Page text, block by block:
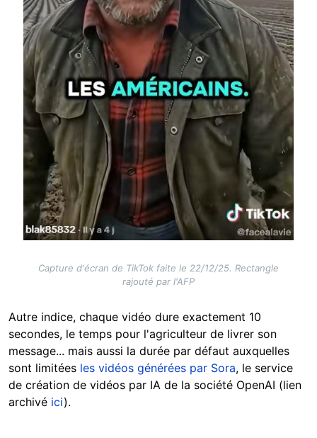
Capture d'écran de TikTok faite le 22/12/25. Rectangle
rajouté par l'AFP
Autre indice, chaque vidéo dure exactement 10
secondes, le temps pour l'agriculteur de livrer son
message... mais aussi la durée par défaut auxquelles
sont limitées les vidéos générées par Sora, le service
de création de vidéos par IA de la société OpenAI (lien
archivé ici).